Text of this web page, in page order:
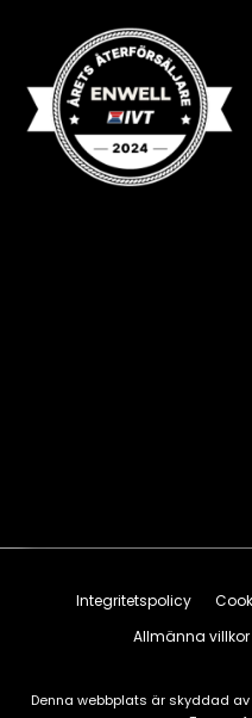
Integritetspolicy
Allmänna villkor
Denna webbplats är skyddad av